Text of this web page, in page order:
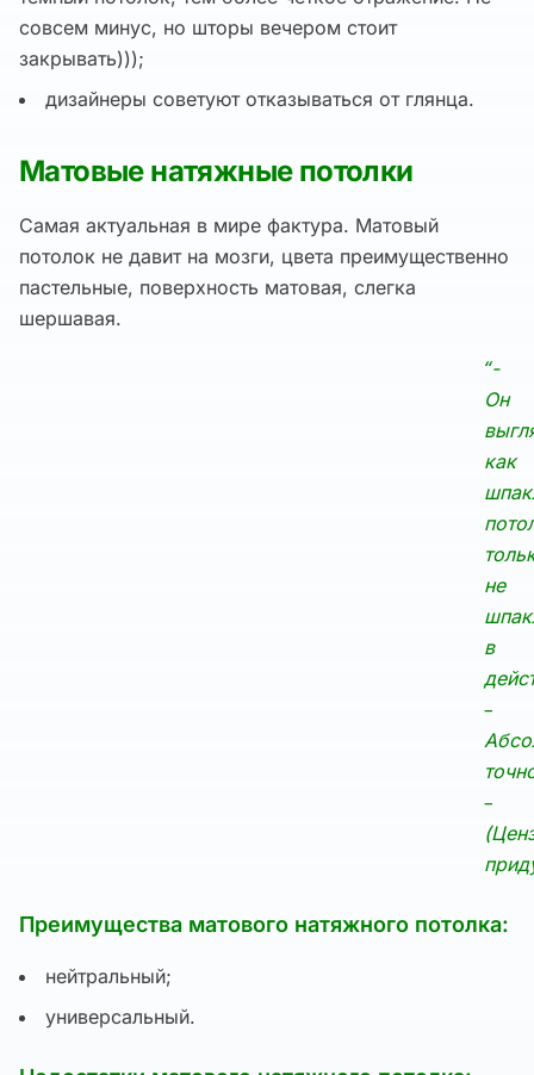
совсем минус, но шторы вечером стоит
закрывать)));
дизайнеры советуют отказываться от глянца.
Матовые натяжные потолки
Самая актуальная в мире фактура. Матовый
потолок не давит на мозги, цвета преимущественно
пастельные, поверхность матовая, слегка
шершавая.
“-
Он
как
не
в
–
–
Преимущества матового натяжного потолка:
нейтральный;
универсальный.